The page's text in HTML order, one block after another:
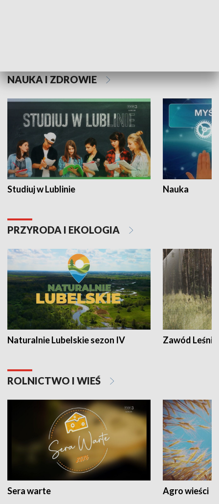
NAUKA I ZDROWIE
Studiuj w Lublinie Nauka
PRZYRODA I EKOLOGIA
Naturalnie Lubelskie sezon IV Zawód Leśnik
ROLNICTWO I WIEŚ
Sera warte Agro wieści